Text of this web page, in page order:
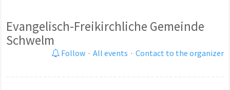
Evangelisch-Freikirchliche Gemeinde
Schwelm
Follow · All events · Contact to the organizer